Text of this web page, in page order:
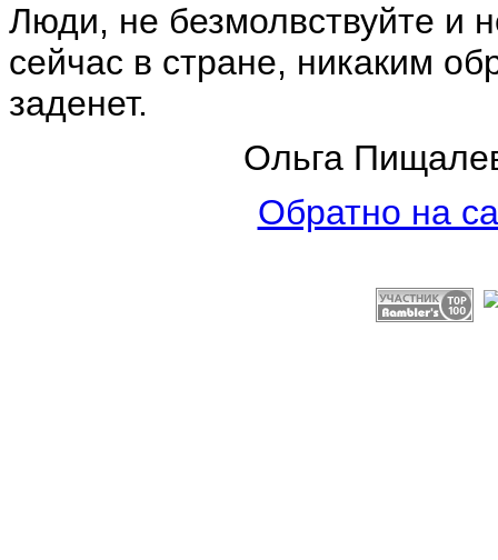
Люди, не безмолвствуйте и
сейчас в стране, никаким
заденет.
Ольга
Обратно на